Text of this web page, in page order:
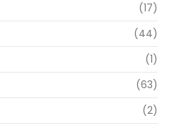
(17)
(44)
(1)
(63)
(2)